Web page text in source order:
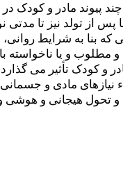
پیوند مادر و کودک در
پس از تولد نیز تا مدتی
بنا به شرایط روانی،
مطلوب و یا ناخواسته
و کودک تأثیر می گذارد
نیازهای مادی و
تحول هیجانی و هوشی